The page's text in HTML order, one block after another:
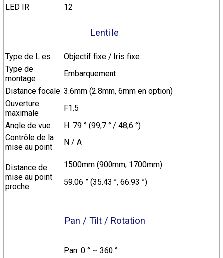
LED IR
12
Lentille
Type de L es
Objectif fixe / Iris fixe
Type de
montage
Embarquement
Distance focale 3.6mm (2.8mm, 6mm en option)
Ouverture
maximale
F1.5
Angle de vue
H: 79 ° (99,7 ° / 48,6 °)
Contrôle de la
mise au point
N / A
Distance de
mise au point
proche
1500mm (900mm, 1700mm)
59.06 ” (35.43 ”, 66.93 ”)
Pan / Tilt / Rotation
Pan: 0 ° ~ 360 °